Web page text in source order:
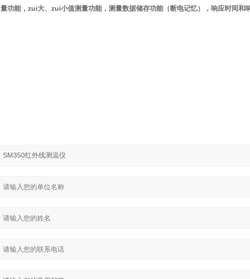
量功能，zui大、zui小值测量功能，测量数据储存功能（断电记忆），响应时间和